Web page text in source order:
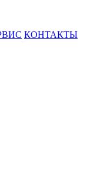
КОНТАКТЫ